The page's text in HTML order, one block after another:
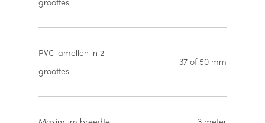
PVC lamellen in 2
groottes
37 of 50 mm